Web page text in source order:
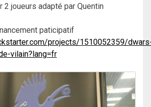
2 joueurs adapté par Quentin
paticipatif
projects/1510052359/
vilain?lang=fr